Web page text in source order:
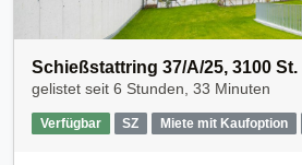
Schießstattring 37/A/25, 3100 St.
gelistet seit 6 Stunden, 33 Minuten
Verfügbar SZ Miete mit Kaufoption